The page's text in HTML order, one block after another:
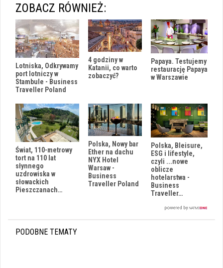
ZOBACZ RÓWNIEŻ:
Lotniska, Odkrywamy
port lotniczy w
Stambule - Business
Traveller Poland
4 godziny w
Katanii, co warto
zobaczyć?
Papaya. Testujemy
restaurację Papaya
w Warszawie
Świat, 110-metrowy
tort na 110 lat
słynnego
uzdrowiska w
słowackich
Pieszczanach…
Polska, Nowy bar
Ether na dachu
NYX Hotel
Warsaw -
Business
Traveller Poland
Polska, Bleisure,
ESG i lifestyle,
czyli ...nowe
oblicze
hotelarstwa -
Business
Traveller…
PODOBNE TEMATY